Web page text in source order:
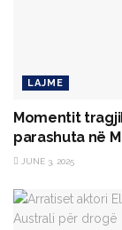
LAJME
Momentit
parashuta në
JUNE 3, 2025